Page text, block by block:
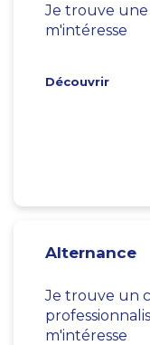
Je trouve
m'intéresse
Découvrir
Alternance
Je trouve un
m'intéresse